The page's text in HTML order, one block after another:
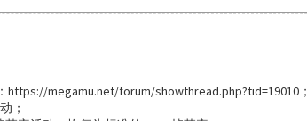
https://megamu.net/forum/showthread.php?tid=19010；
；